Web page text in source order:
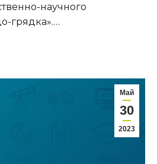
научного
грядка».…
Май
30
2023